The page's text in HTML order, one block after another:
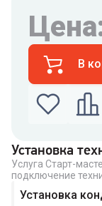
В
Введите
связаться с
Номер
Установка
Услуга Старт-
подключение
Установка